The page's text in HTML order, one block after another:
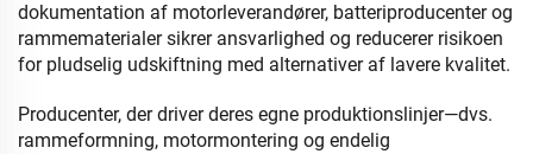
dokumentation af motorleverandører, batteriproducenter og
rammematerialer sikrer ansvarlighed og reducerer risikoen
for pludselig udskiftning med alternativer af lavere kvalitet.
Producenter, der driver deres egne produktionslinjer—dvs.
rammeformning, motormontering og endelig